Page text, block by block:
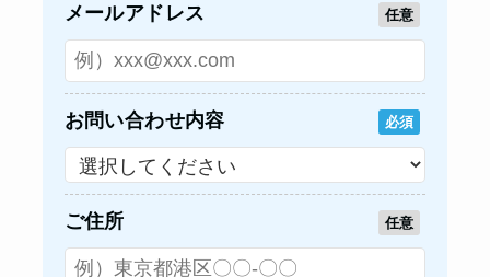
メールアドレス 任意
お問い合わせ内容 必須
ご住所 任意